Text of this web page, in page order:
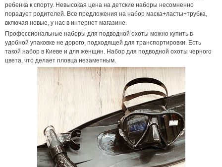
ребенка к спорту. Невысокая цена на детские наборы несомненно
порадует родителей. Все предложения на набор маска+ласты+трубка,
включая новые, у нас в интернет магазине.
Профессиональные наборы для подводной охоты можно купить в
удобной упаковке не дорого, подходящей для транспортировки. Есть
такой набор в Киеве и для женщин. Набор для подводной охоты черного
цвета, что делает пловца незаметным.